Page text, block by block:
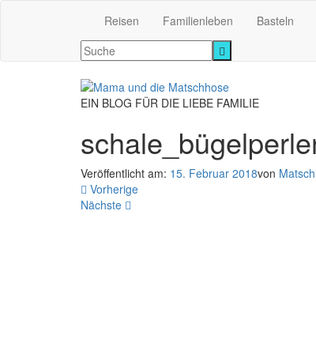
Reisen Familienleben Basteln
EIN BLOG FÜR DIE LIEBE FAMILIE
Veröffentlicht am: 15. Februar 2018von
Vorherige
Nächste